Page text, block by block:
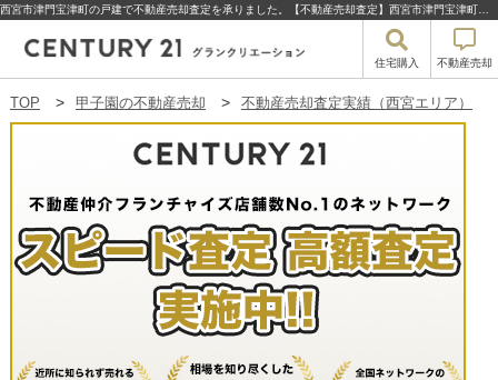
住宅購入 不動産売却
TOP 甲子園の不動産売却 不動産売却査定実績（西宮エリア）